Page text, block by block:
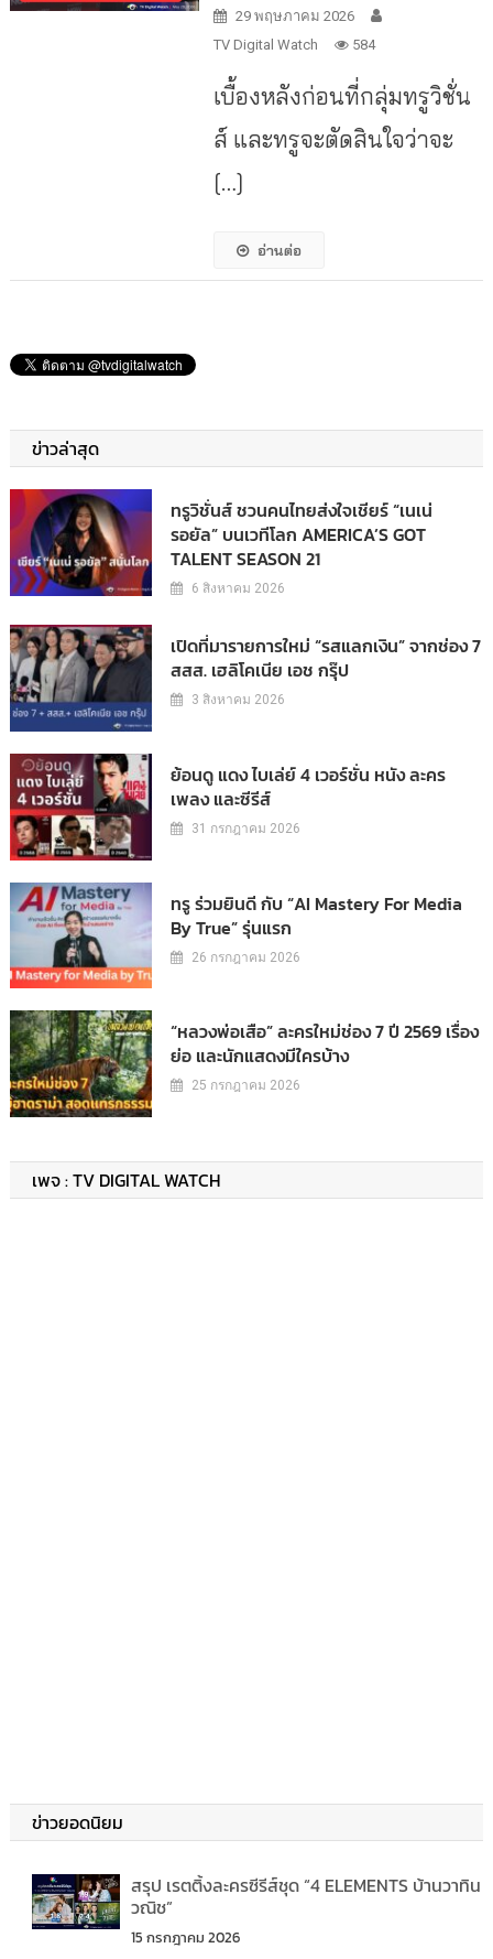
29 พฤษภาคม 2026
TV Digital Watch
584
เบื้องหลังก่อนที่กลุ่มทรูวิชั่น
ส์ และทรูจะตัดสินใจว่าจะ
[…]
อ่านต่อ
ข่าวล่าสุด
ทรูวิชั่นส์ ชวนคนไทยส่งใจเชียร์ “เนเน่
รอยัล” บนเวทีโลก AMERICA’S GOT
TALENT SEASON 21
6 สิงหาคม 2026
เปิดที่มารายการใหม่ “รสแลกเงิน” จากช่อง 7
สสส. เฮลิโคเนีย เอช กรุ๊ป
3 สิงหาคม 2026
ย้อนดู แดง ไบเล่ย์ 4 เวอร์ชั่น หนัง ละคร
เพลง และซีรีส์
31 กรกฎาคม 2026
ทรู ร่วมยินดี กับ “AI Mastery For Media
By True” รุ่นแรก
26 กรกฎาคม 2026
“หลวงพ่อเสือ” ละครใหม่ช่อง 7 ปี 2569 เรื่อง
ย่อ และนักแสดงมีใครบ้าง
25 กรกฎาคม 2026
เพจ : TV DIGITAL WATCH
ข่าวยอดนิยม
สรุป เรตติ้งละครซีรีส์ชุด “4 ELEMENTS บ้านวาทิน
วณิช”
15 กรกฎาคม 2026